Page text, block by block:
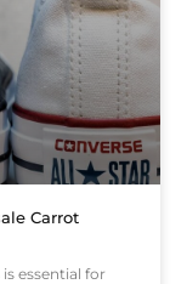
Carrot
essential for